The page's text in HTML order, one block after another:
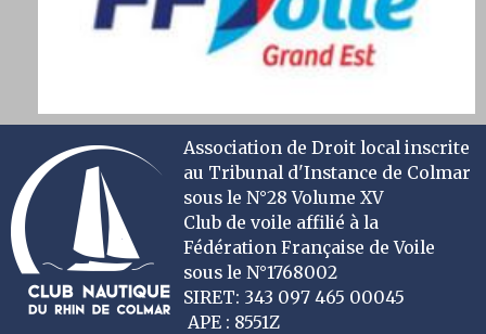
Association de Droit local inscrite
au Tribunal d'Instance de Colmar
sous le N°28 Volume XV
Club de voile affilié à la
Fédération Française de Voile
sous le N°1768002
SIRET: 343 097 465 00045
APE : 8551Z